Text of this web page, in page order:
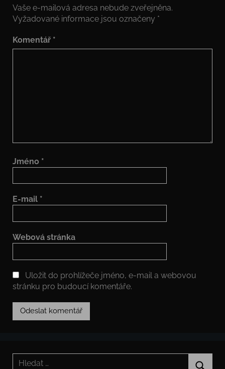
Vaše e-mailová adresa nebude zveřejněna.
Vyžadované informace jsou označeny *
Komentář *
Jméno *
E-mail *
Webová stránka
Uložit do prohlížeče jméno, e-mail a webovou
stránku pro budoucí komentáře.
Hledat: